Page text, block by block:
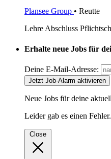
Plansee Group • Reutte
Lehre Abschluss
Erhalte neue Jobs für
Deine E-Mail-Adresse:
Jetzt Job-Alarm aktivieren
Neue Jobs für deine
Leider gab es einen
Close